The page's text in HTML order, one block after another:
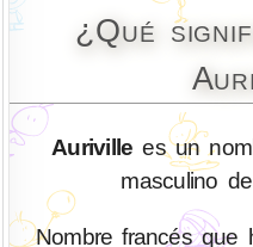
¿Qué
Auriville es un
masculino
Nombre francés que